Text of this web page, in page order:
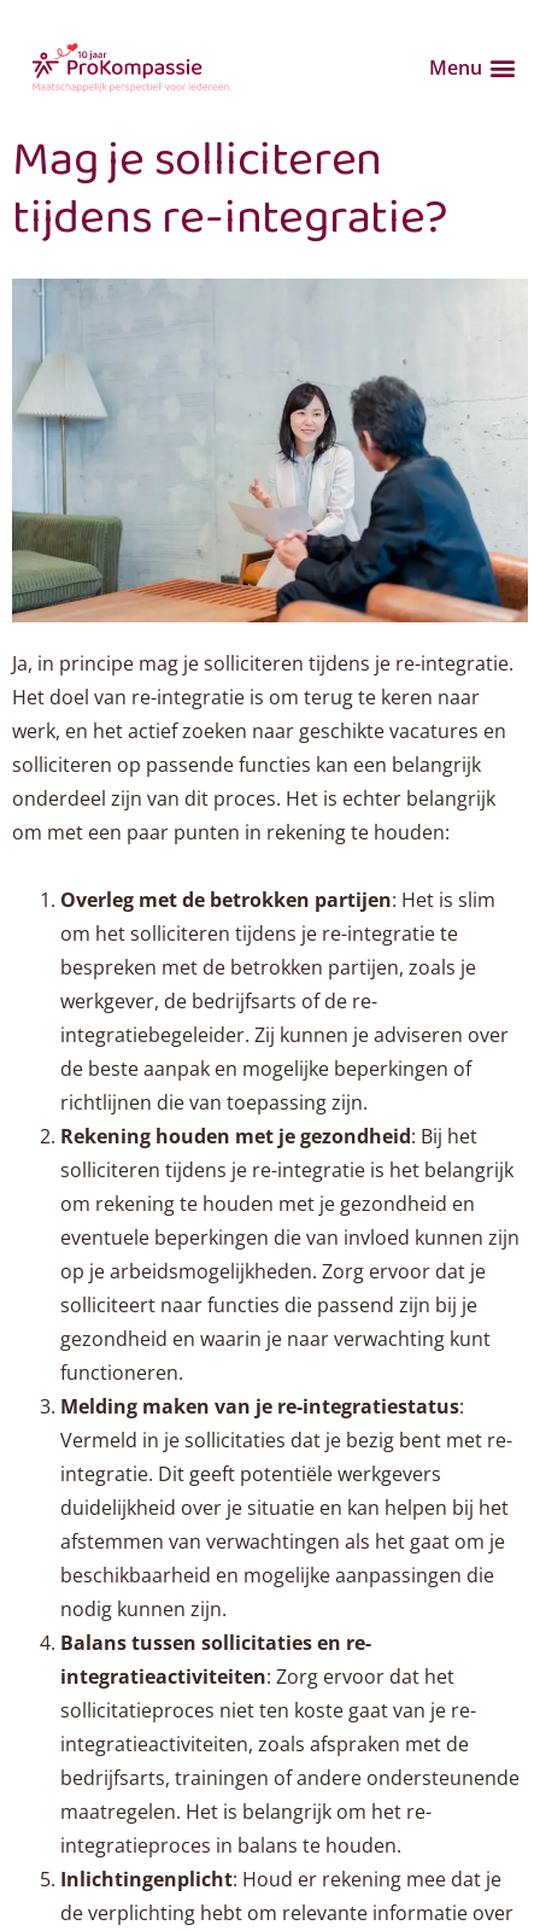
Menu
Mag je solliciteren
tijdens re-integratie?
Ja, in principe mag je solliciteren tijdens je re-integratie.
Het doel van re-integratie is om terug te keren naar
werk, en het actief zoeken naar geschikte vacatures en
solliciteren op passende functies kan een belangrijk
onderdeel zijn van dit proces. Het is echter belangrijk
om met een paar punten in rekening te houden:
Overleg met de betrokken partijen: Het is slim
om het solliciteren tijdens je re-integratie te
bespreken met de betrokken partijen, zoals je
werkgever, de bedrijfsarts of de re-
integratiebegeleider. Zij kunnen je adviseren over
de beste aanpak en mogelijke beperkingen of
richtlijnen die van toepassing zijn.
Rekening houden met je gezondheid: Bij het
solliciteren tijdens je re-integratie is het belangrijk
om rekening te houden met je gezondheid en
eventuele beperkingen die van invloed kunnen zijn
op je arbeidsmogelijkheden. Zorg ervoor dat je
solliciteert naar functies die passend zijn bij je
gezondheid en waarin je naar verwachting kunt
functioneren.
Melding maken van je re-integratiestatus:
Vermeld in je sollicitaties dat je bezig bent met re-
integratie. Dit geeft potentiële werkgevers
duidelijkheid over je situatie en kan helpen bij het
afstemmen van verwachtingen als het gaat om je
beschikbaarheid en mogelijke aanpassingen die
nodig kunnen zijn.
Balans tussen sollicitaties en re-
integratieactiviteiten: Zorg ervoor dat het
sollicitatieproces niet ten koste gaat van je re-
integratieactiviteiten, zoals afspraken met de
bedrijfsarts, trainingen of andere ondersteunende
maatregelen. Het is belangrijk om het re-
integratieproces in balans te houden.
Inlichtingenplicht: Houd er rekening mee dat je
de verplichting hebt om relevante informatie over